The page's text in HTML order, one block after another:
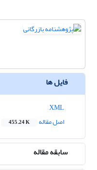
فایل ها
اصل مقاله
455.24 K
سابقه مقاله